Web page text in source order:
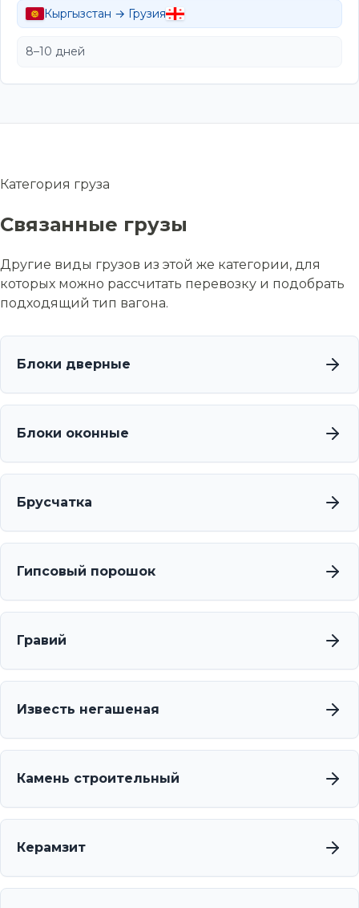
Кыргызстан → Грузия
8–10 дней
Категория груза
Связанные грузы
Другие виды грузов из этой же категории, для
которых можно рассчитать перевозку и подобрать
подходящий тип вагона.
Блоки дверные
Блоки оконные
Брусчатка
Гипсовый порошок
Гравий
Известь негашеная
Камень строительный
Керамзит